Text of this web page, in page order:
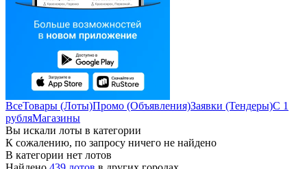
ВсеТовары (Лоты)Промо (Объявления)Заявки (Тендеры)С 1
рубляМагазины
Вы искали лоты в категории
К сожалению, по запросу ничего не найдено
В категории нет лотов